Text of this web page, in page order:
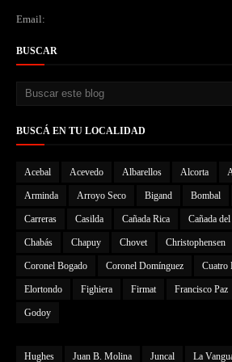
Email:
BUSCAR
BUSCÁ EN TU LOCALIDAD
Acebal Acevedo Albarellos Alcorta
Arminda Arroyo Seco Bigand Bombal
Carreras Casilda Cañada Rica Cañada
Chabás Chapuy Chovet Christophensen
Coronel Bogado Coronel Domínguez Cuatro
Elortondo Fighiera Firmat Francisco Paz
Godoy
Hughes Juan B. Molina Juncal La